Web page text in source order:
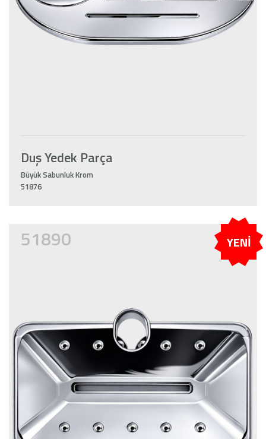
Duş Yedek Parça
Büyük Sabunluk Krom
51876
51890 YENİ